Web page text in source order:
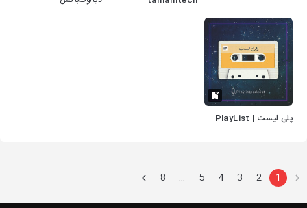
پلی لیست | PlayList
1
2
3
4
5
…
8